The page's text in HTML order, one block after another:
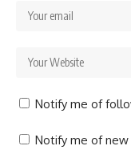
Notify me of
Notify me of